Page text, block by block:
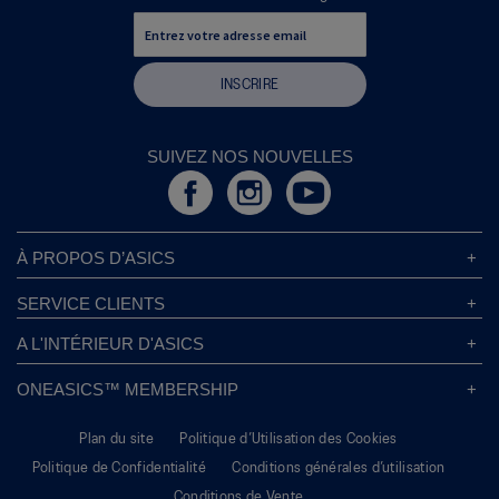
INSCRIRE
SUIVEZ NOS NOUVELLES
À PROPOS D’ASICS
Responsabilités d’entreprise
Politique de Confidentialité
SERVICE CLIENTS
Magasins ASICS
Localisateur de Magasin
Politique de Retour
Conditions Promotionnelles
Suivre Votre Commande
A L'INTÉRIEUR D'ASICS
Durabilité
L’empreinte de Carbone
Dynamisez vos idées
ONEASICS™ MEMBERSHIP
S'inscrire gratuitement
FAQ OneASICS™
Plan du site
Politique d’Utilisation des Cookies
Politique de Confidentialité
Conditions générales d’utilisation